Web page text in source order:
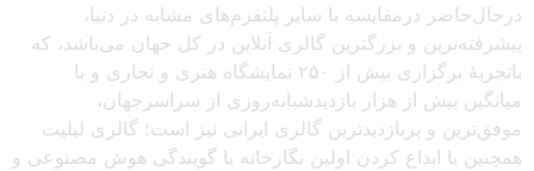
درحال‌حاضر درمقایسه با سایر پلتفرم‌های مشابه در دنیا،
پیشرفته‌ترین و بزرگترین گالری آنلاین در کل جهان می‌باشد، که
باتجربهٔ برگزاری بیش از ۲۵۰ نمایشگاه هنری و تجاری و با
میانگین بیش از هزار بازدیدشبانه‌روزی از سراسرجهان،
موفق‌ترین و پربازدیدترین گالری ایرانی نیز است؛ گالری لیلیت
همچنین با ابداع کردن اولین نگارخانه با گویندگی هوش مصنوعی و